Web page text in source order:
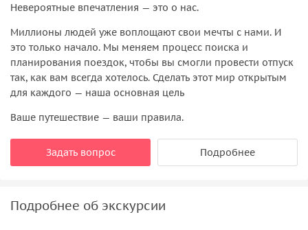
Невероятные впечатления — это о нас.
Миллионы людей уже воплощают свои мечты с нами. И
это только начало. Мы меняем процесс поиска и
планирования поездок, чтобы вы смогли провести отпуск
так, как вам всегда хотелось. Сделать этот мир открытым
для каждого — наша основная цель
Ваше путешествие — ваши правила.
Задать вопрос Подробнее
Подробнее об экскурсии